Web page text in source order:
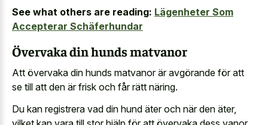
See what others are reading: Lägenheter Som
Accepterar Schäferhundar
Övervaka din hunds matvanor
Att övervaka din hunds matvanor är avgörande för att
se till att den är frisk och får rätt näring.
Du kan registrera vad din hund äter och när den äter,